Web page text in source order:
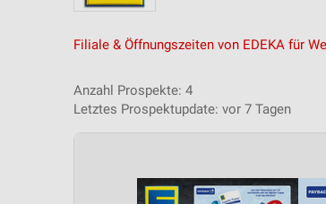
Filiale & Öffnungszeiten von EDEKA für
Anzahl Prospekte: 4
Letztes Prospektupdate: vor 7 Tagen